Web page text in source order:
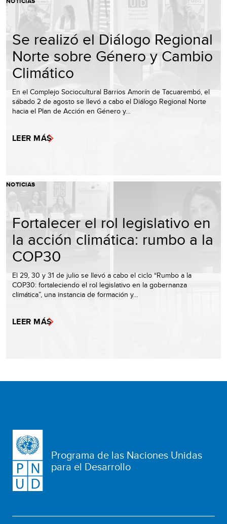
Se realizó el Diálogo Regional
Norte sobre Género y Cambio
Climático
En el Complejo Sociocultural Barrios Amorín de Tacuarembó, el
sábado 2 de agosto se llevó a cabo el Diálogo Regional Norte
hacia el Plan de Acción en Género y…
LEER MÁS
NOTICIAS
Fortalecer el rol legislativo en
la acción climática: rumbo a la
COP30
El 29, 30 y 31 de julio se llevó a cabo el ciclo “Rumbo a la
COP30: fortaleciendo el rol legislativo en la gobernanza
climática”, una instancia de formación y…
LEER MÁS
Programa de las Naciones Unidas
para el Desarrollo